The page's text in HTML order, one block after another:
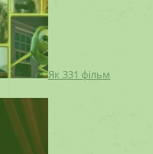
Як 331 фільм